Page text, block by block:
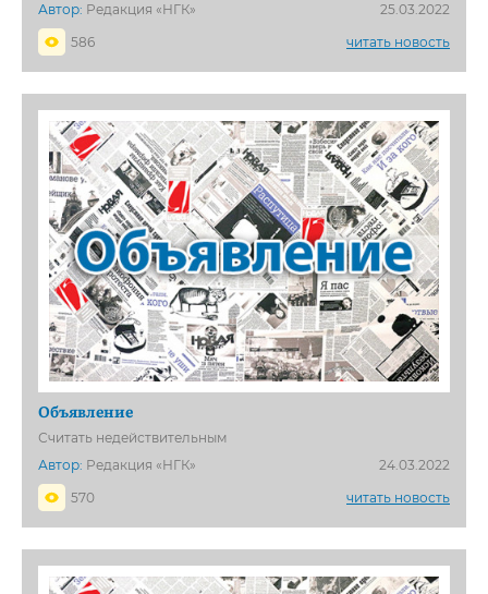
Автор: Редакция «НГК»
25.03.2022
586
читать новость
Объявление
Считать недействительным
Автор: Редакция «НГК»
24.03.2022
570
читать новость